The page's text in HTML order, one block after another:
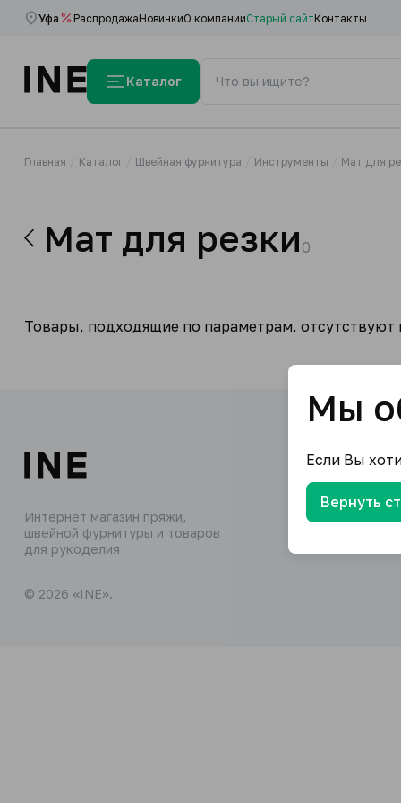
Уфа РаспродажаНовинкиО компанииСтарый сайтКонтакты
Каталог
Главная Каталог Швейная фурнитура Инструменты Мат для
Мат для резки 0
Товары, подходящие по параметрам, отсутствуют
Интернет магазин пряжи,
швейной фурнитуры и товаров
для рукоделия
© 2026 «INE».
Мы
Если Вы
Вернуть